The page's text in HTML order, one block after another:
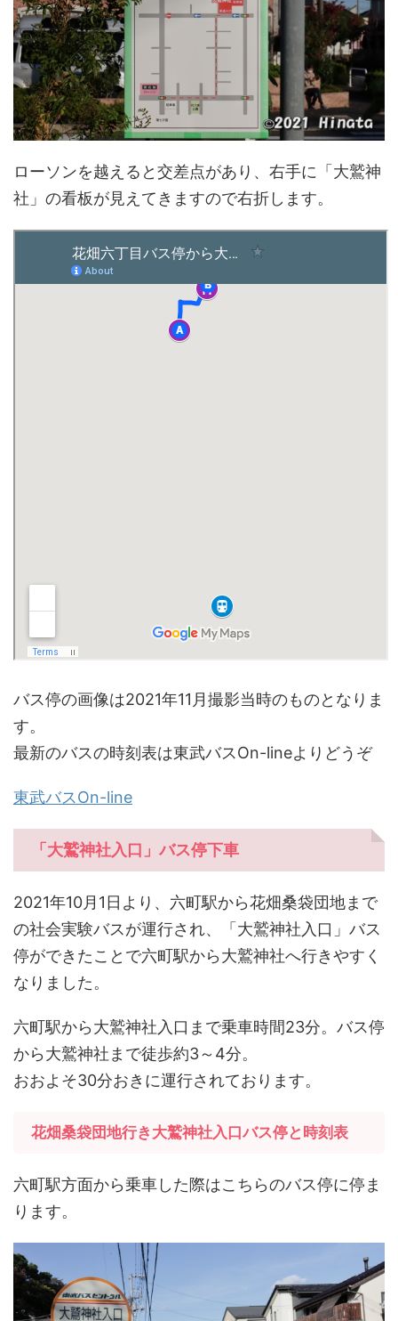
ローソンを越えると交差点があり、右手に「大鷲神
社」の看板が見えてきますので右折します。
バス停の画像は2021年11月撮影当時のものとなりま
す。
最新のバスの時刻表は東武バスOn-lineよりどうぞ
東武バスOn-line
「大鷲神社入口」バス停下車
2021年10月1日より、六町駅から花畑桑袋団地まで
の社会実験バスが運行され、「大鷲神社入口」バス
停ができたことで六町駅から大鷲神社へ行きやすく
なりました。
六町駅から大鷲神社入口まで乗車時間23分。バス停
から大鷲神社まで徒歩約3～4分。
おおよそ30分おきに運行されております。
花畑桑袋団地行き大鷲神社入口バス停と時刻表
六町駅方面から乗車した際はこちらのバス停に停ま
ります。